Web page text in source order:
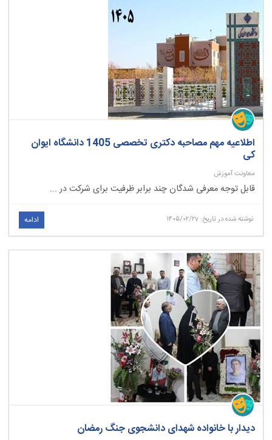
اطلاعیه مهم مصاحبه دکتری تخصصی 1405 دانشگاه ایوان
کی
معاونت آموزش
قابل توجه معرفی شدگان چند برابر ظرفیت برای شرکت در ...
نوشته شده در تاریخ: ۱۴۰۵/۰۲/۲v ادامه
دیدار با خانواده شهدای دانشجوی جنگ رمضان